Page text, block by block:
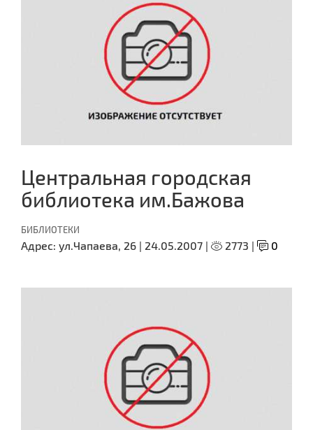
Центральная городская
библиотека им.Бажова
БИБЛИОТЕКИ
Адрес: ул.Чапаева, 26 | 24.05.2007 | 2773 | 0